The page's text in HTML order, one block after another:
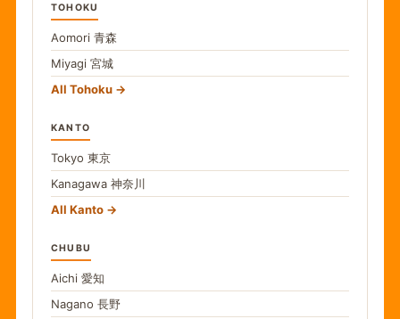
TOHOKU
Aomori 青森
Miyagi 宮城
All Tohoku
KANTO
Tokyo 東京
Kanagawa 神奈川
All Kanto
CHUBU
Aichi 愛知
Nagano 長野